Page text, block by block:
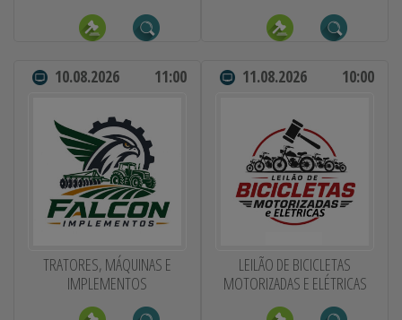
10.08.2026 11:00
TRATORES, MÁQUINAS E
IMPLEMENTOS
11.08.2026 10:00
LEILÃO DE BICICLETAS
MOTORIZADAS E ELÉTRICAS